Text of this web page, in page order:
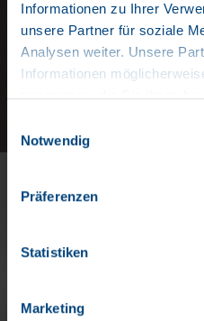
Informationen zu Ihrer
unsere Partner für soziale
Analysen weiter. Unsere
Informationen
zusammen, die Sie ihnen
haben. Wir setzen im
abweichenden
das Risiko von behördlichen
Datenschutzerklärung
Notwendig
Präferenzen
Statistiken
Marketing
WEITERE
auf dem Neusten Stand!
zusammengefasst.